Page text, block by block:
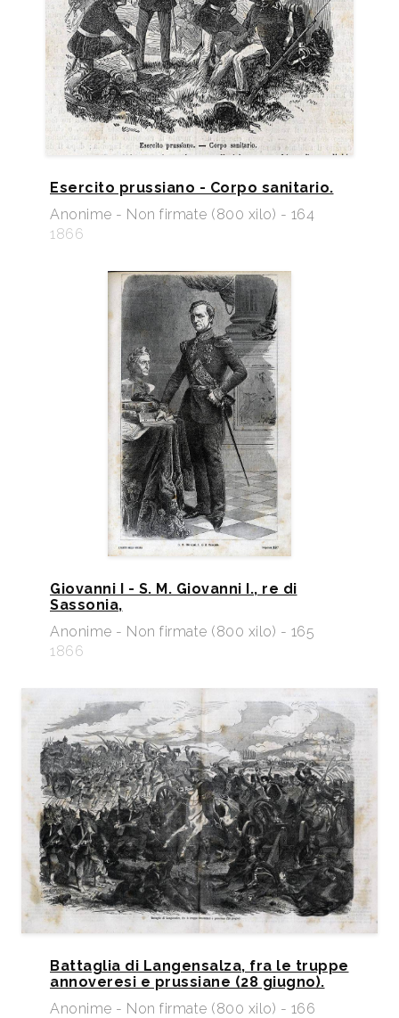
Esercito prussiano - Corpo sanitario.
Anonime - Non firmate (800 xilo) - 164
1866
Giovanni I - S. M. Giovanni I., re di
Sassonia,
Anonime - Non firmate (800 xilo) - 165
1866
Battaglia di Langensalza, fra le truppe
annoveresi e prussiane (28 giugno).
Anonime - Non firmate (800 xilo) - 166